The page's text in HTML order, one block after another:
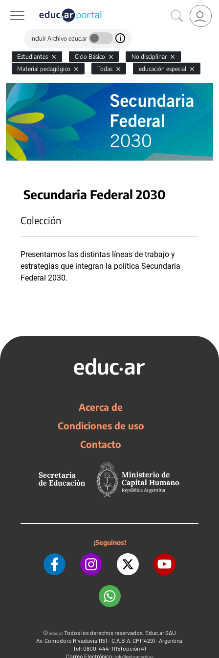
Incluir Archivo educ.ar
Estudiantes Ciclo Básico
No disciplinar
Material pedagógico
Todas educación especial
Secundaria Federal 2030
Colección
Presentamos las distintas líneas de trabajo y
estrategias que integran la política Secundaria
Federal 2030.
Acerca de
Condiciones de uso
Contacto
¡Seguinos!
©educ.arTodos los derechos reservados. Educ.ar SAU
Av. Comodoro Rivadavia 1151 - C.A.B.A. CP (1429) - Argentina
Tel: 0800-444-1115 (opción 4)
Correo Electrónico: info@educar.gob.ar